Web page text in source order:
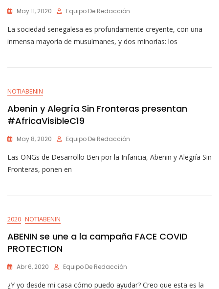
May 11, 2020 Equipo De Redacción
La sociedad senegalesa es profundamente creyente, con una
inmensa mayoría de musulmanes, y dos minorías: los
NOTIABENIN
Abenin y Alegría Sin Fronteras presentan
#AfricaVisibleC19
May 8, 2020 Equipo De Redacción
Las ONGs de Desarrollo Ben por la Infancia, Abenin y Alegría Sin
Fronteras, ponen en
2020 NOTIABENIN
ABENIN se une a la campaña FACE COVID
PROTECTION
Abr 6, 2020 Equipo De Redacción
¿Y yo desde mi casa cómo puedo ayudar? Creo que esta es la